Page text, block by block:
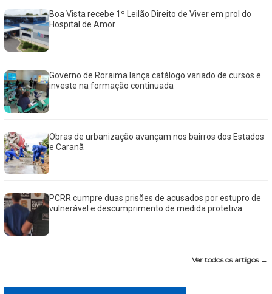
Boa Vista recebe 1º Leilão Direito de Viver em prol do
Hospital de Amor
Governo de Roraima lança catálogo variado de cursos e
investe na formação continuada
Obras de urbanização avançam nos bairros dos Estados
e Caranã
PCRR cumpre duas prisões de acusados por estupro de
vulnerável e descumprimento de medida protetiva
Ver todos os artigos →